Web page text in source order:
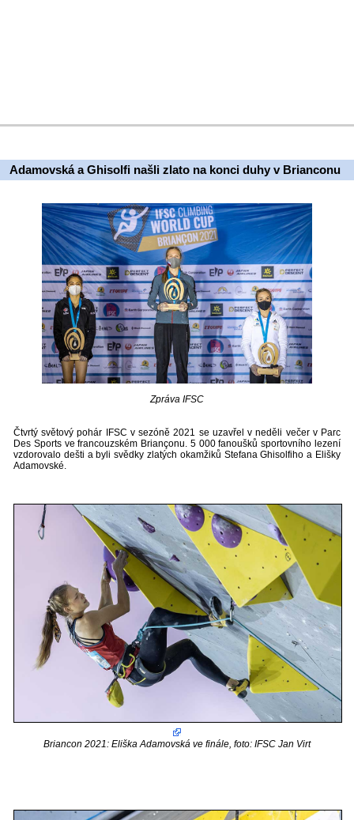
Adamovská a Ghisolfi našli zlato na konci duhy v Brianconu
Zpráva IFSC
Čtvrtý světový pohár IFSC v sezóně 2021 se uzavřel v neděli večer v Parc
Des Sports ve francouzském Briançonu. 5 000 fanoušků sportovního lezení
vzdorovalo dešti a byli svědky zlatých okamžiků Stefana Ghisolfiho a Elišky
Adamovské.
Briancon 2021: Eliška Adamovská ve finále, foto: IFSC Jan Virt